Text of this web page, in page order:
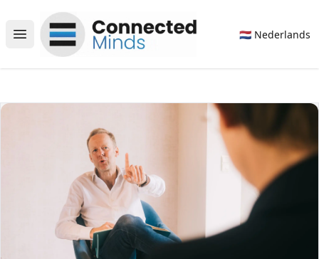
Open main menu
Connected Minds
🇳🇱 Nederlands